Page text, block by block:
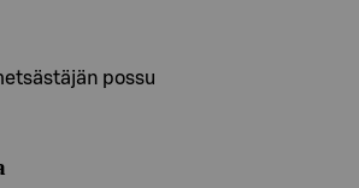
possu